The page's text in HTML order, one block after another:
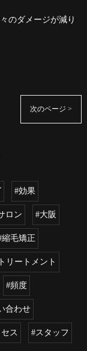
のダメージが減り
次のページ >
#効果
ロン #大阪
縮毛矯正
リートメント
#頻度
合わせ
ス #スタッフ